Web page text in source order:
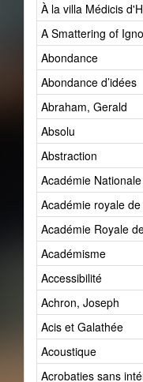
À la villa Médicis
A Smattering of
Abondance
Abondance d’idées
Abraham, Gerald
Absolu
Abstraction
Académie
Académie royale
Académie Royale
Académisme
Accessibilité
Achron, Joseph
Acis et Galathée
Acoustique
Acrobaties sans